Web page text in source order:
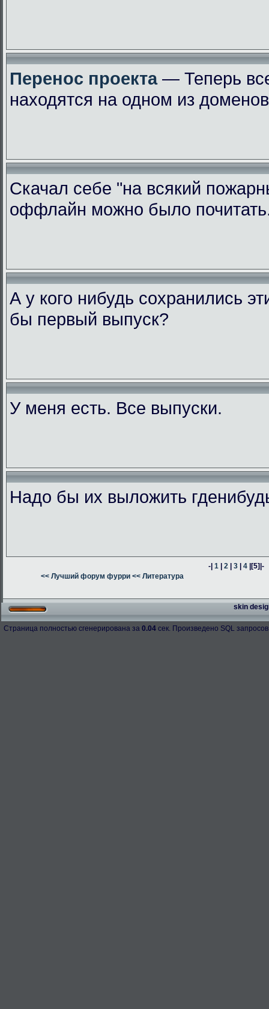
Перенос проекта— Теперь
находятся на одном из
Скачал себе "на всякий
оффлайн можно было
А у кого нибудь сохранились
бы первый выпуск?
У меня есть. Все выпуски.
Надо бы их выложить
-|1 |2 |3 |4 |[5]|-
<< Лучший форум фурри << Литература
skin
Страница полностью сгенерирована за 0.04 сек. Произведено SQL